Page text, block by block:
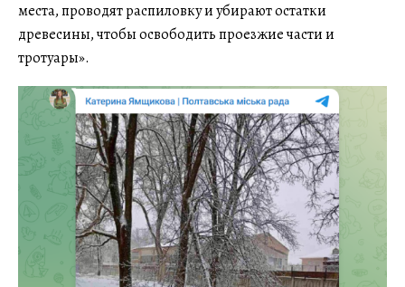
места, проводят распиловку и убирают остатки
древесины, чтобы освободить проезжие части и
тротуары».